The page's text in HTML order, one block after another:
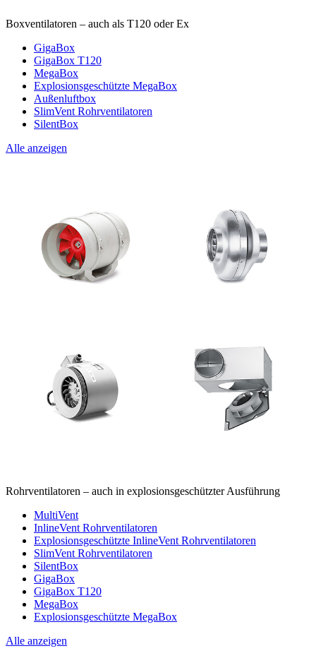
Boxventilatoren – auch als T120 oder Ex
GigaBox
GigaBox T120
MegaBox
Explosionsgeschützte MegaBox
Außenluftbox
SlimVent Rohrventilatoren
SilentBox
Alle anzeigen
Rohrventilatoren – auch in explosionsgeschützter Ausführung
MultiVent
InlineVent Rohrventilatoren
Explosionsgeschützte InlineVent Rohrventilatoren
SlimVent Rohrventilatoren
SilentBox
GigaBox
GigaBox T120
MegaBox
Explosionsgeschützte MegaBox
Alle anzeigen